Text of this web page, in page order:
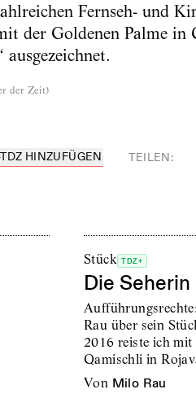
Fernseh- und
der Goldenen Palme in
der Zeit)
HINZUFÜGEN TEILEN:
Stück TDZ+
Die Seherin
Rau über sein
2016 reiste ich mit
Qamischli in
von Milo Rau